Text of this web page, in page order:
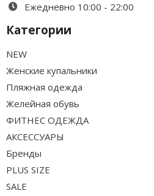
Ежедневно 10:00 - 22:00
Категории
NEW
Женские купальники
Пляжная одежда
Желейная обувь
ФИТНЕС ОДЕЖДА
АКСЕССУАРЫ
Бренды
PLUS SIZE
SALE